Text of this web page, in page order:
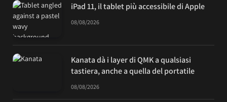
iPad 11, il tablet più accessibile di Apple
08/08/2026
Kanata dà i layer di QMK a qualsiasi
tastiera, anche a quella del portatile
08/08/2026